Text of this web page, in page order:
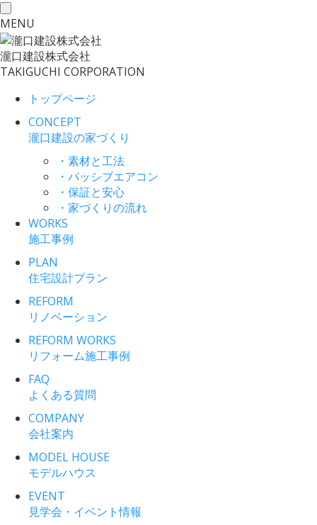
toggle
navigation
MENU
瀧口建設株式会社
TAKIGUCHI CORPORATION
トップページ
CONCEPT
瀧口建設の家づくり
・素材と工法
・パッシブエアコン
・保証と安心
・家づくりの流れ
WORKS
施工事例
PLAN
住宅設計プラン
REFORM
リノベーション
REFORM WORKS
リフォーム施工事例
FAQ
よくある質問
COMPANY
会社案内
MODEL HOUSE
モデルハウス
EVENT
見学会・イベント情報